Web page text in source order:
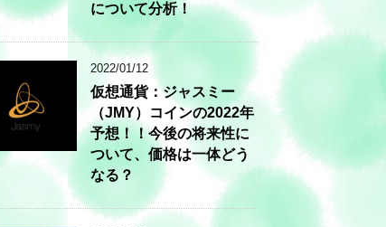
について分析！
2022/01/12
仮想通貨：ジャスミー
（JMY）コインの2022年
予想！！今後の将来性に
ついて、価格は一体どう
なる？